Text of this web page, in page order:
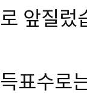
로 앞질렀
득표수로